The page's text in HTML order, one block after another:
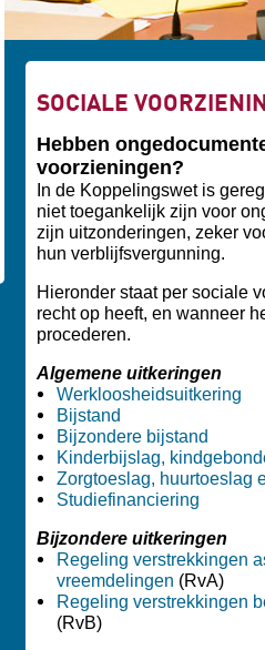
SOCIALE
Hebben
voorzieningen?
In de Koppelingswet is
niet toegankelijk zijn voor
zijn uitzonderingen, zeker
hun verblijfsvergunning.
Hieronder staat per sociale
recht op heeft, en wanneer
procederen.
Algemene uitkeringen
Werkloosheidsuitkering
Bijstand
Bijzondere bijstand
Kinderbijslag,
Zorgtoeslag, huurtoeslag
Studiefinanciering
Bijzondere uitkeringen
Regeling verstrekkingen
vreemdelingen (RvA)
Regeling verstrekkingen
(RvB)